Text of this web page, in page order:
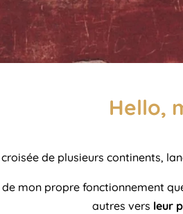
Hello,
de plusieurs continents,
mon propre fonctionnement
autres vers leur